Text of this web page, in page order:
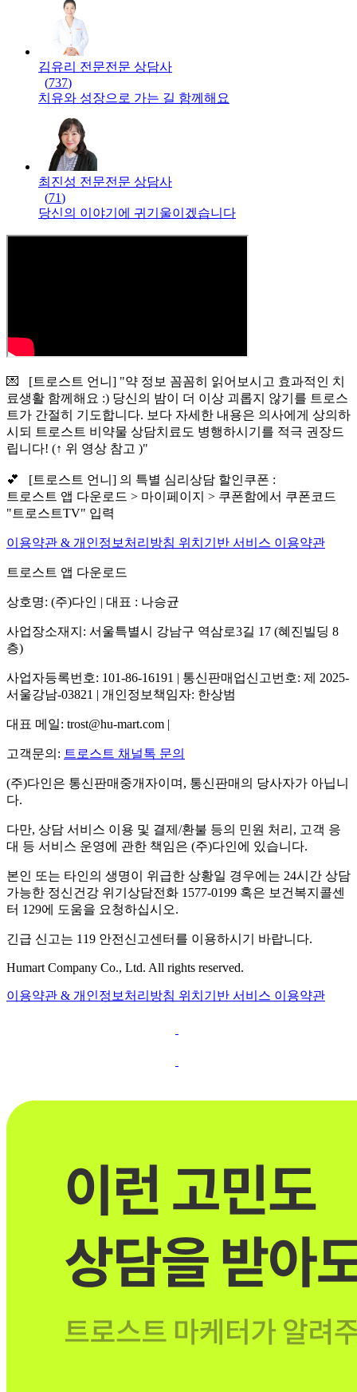
김유리 전문전문 상담사
(737)
치유와 성장으로 가는 길 함께해요
최진성 전문전문 상담사
(71)
당신의 이야기에 귀기울이겠습니다
💌 [트로스트 언니] "약 정보 꼼꼼히 읽어보시고 효과적인 치
료생활 함께해요 :) 당신의 밤이 더 이상 괴롭지 않기를 트로스
트가 간절히 기도합니다. 보다 자세한 내용은 의사에게 상의하
시되 트로스트 비약물 상담치료도 병행하시기를 적극 권장드
립니다! (↑ 위 영상 참고 )"
💕 [트로스트 언니] 의 특별 심리상담 할인쿠폰 :
트로스트 앱 다운로드 > 마이페이지 > 쿠폰함에서 쿠폰코드
"트로스트TV" 입력
이용약관 & 개인정보처리방침 위치기반 서비스 이용약관
트로스트 앱 다운로드
상호명: (주)다인 | 대표 : 나승균
사업장소재지: 서울특별시 강남구 역삼로3길 17 (혜진빌딩 8
층)
사업자등록번호: 101-86-16191 | 통신판매업신고번호: 제 2025-
서울강남-03821 | 개인정보책임자: 한상범
대표 메일: trost@hu-mart.com |
고객문의: 트로스트 채널톡 문의
(주)다인은 통신판매중개자이며, 통신판매의 당사자가 아닙니
다.
다만, 상담 서비스 이용 및 결제/환불 등의 민원 처리, 고객 응
대 등 서비스 운영에 관한 책임은 (주)다인에 있습니다.
본인 또는 타인의 생명이 위급한 상황일 경우에는 24시간 상담
가능한 정신건강 위기상담전화 1577-0199 혹은 보건복지콜센
터 129에 도움을 요청하십시오.
긴급 신고는 119 안전신고센터를 이용하시기 바랍니다.
Humart Company Co., Ltd. All rights reserved.
이용약관 & 개인정보처리방침 위치기반 서비스 이용약관